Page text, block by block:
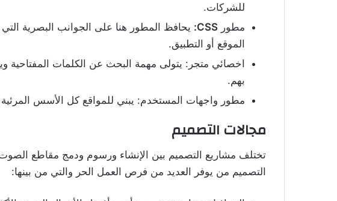
للشركات.
مطور CSS:
يحافظ المطور هنا على الجوانب البصرية
الموقع أو التطبيق.
اخصائي متجر: يتولى مهمة البحث عن الكلمات المفتاحية
بهم.
مطور واجهات المستخدم: يبني للمواقع كل الأسس
مجالات التصميم
تختلف مشاريع التصميم بين الإنشاء ورسوم ودمج مقاطع
التصميم من يوفر العديد من فرص العمل الحر والتي من بينها: